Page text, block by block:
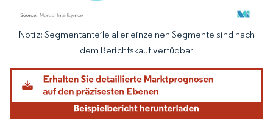
Bild © Mordor Intelligence. Wiederverwendung erfordert Namensnennung
Notiz: Segmentanteile aller einzelnen Segmente sind nach
dem Berichtskauf verfügbar